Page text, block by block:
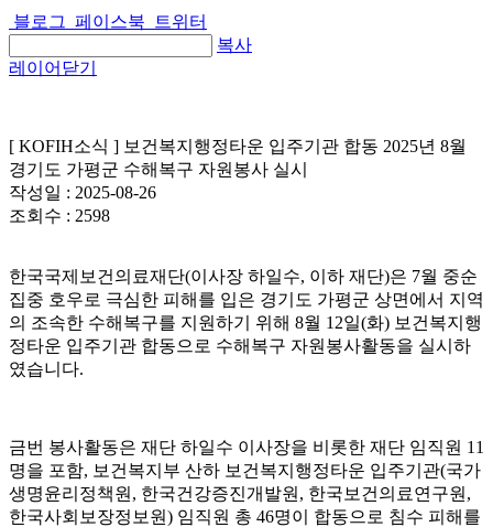
블로그 페이스북
트위터
복사
레이어닫기
[ KOFIH소식 ] 보건복지행정타운 입주기관 합동 2025년 8월
경기도 가평군 수해복구 자원봉사 실시
작성일 : 2025-08-26
조회수 : 2598
한국국제보건의료재단(이사장 하일수, 이하 재단)은 7월 중순
집중 호우로 극심한 피해를 입은 경기도 가평군 상면에서 지역
의 조속한 수해복구를 지원하기 위해 8월 12일(화) 보건복지행
정타운 입주기관 합동으로 수해복구 자원봉사활동을 실시하
였습니다.
금번 봉사활동은 재단 하일수 이사장을 비롯한 재단 임직원 11
명을 포함, 보건복지부 산하 보건복지행정타운 입주기관(국가
생명윤리정책원, 한국건강증진개발원, 한국보건의료연구원,
한국사회보장정보원) 임직원 총 46명이 합동으로 침수 피해를